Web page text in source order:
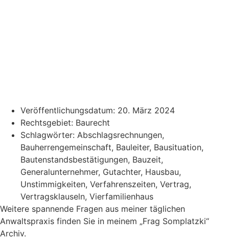
Veröffentlichungsdatum: 20. März 2024
Rechtsgebiet: Baurecht
Schlagwörter: Abschlagsrechnungen,
Bauherrengemeinschaft, Bauleiter, Bausituation,
Bautenstandsbestätigungen, Bauzeit,
Generalunternehmer, Gutachter, Hausbau,
Unstimmigkeiten, Verfahrenszeiten, Vertrag,
Vertragsklauseln, Vierfamilienhaus
Weitere spannende Fragen aus meiner täglichen
Anwaltspraxis finden Sie in meinem „Frag Somplatzki“
Archiv.